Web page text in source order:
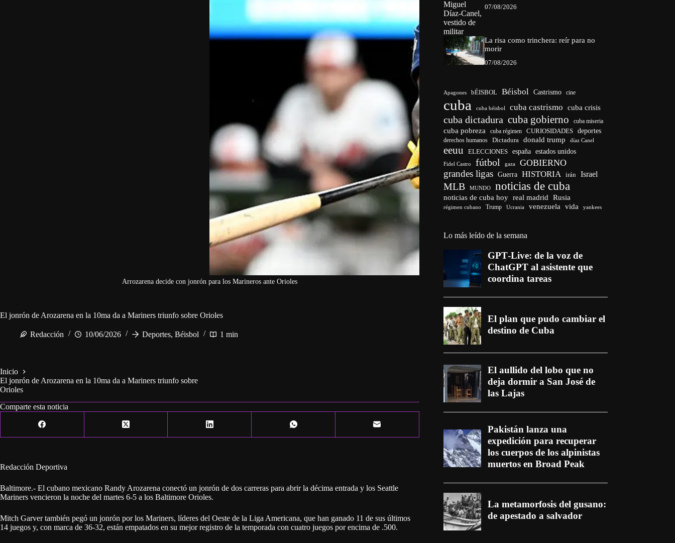
Arrozarena decide con jonrón para los Marineros ante Orioles
El jonrón de Arozarena en la 10ma da a Mariners triunfo sobre Orioles
Redacción 10/06/2026 Deportes, Béisbol 1 min
Inicio
El jonrón de Arozarena en la 10ma da a Mariners triunfo sobre
Orioles
Comparte esta noticia
Redacción Deportiva
Baltimore.- El cubano mexicano Randy Arozarena conectó un jonrón de dos carreras para abrir la décima entrada y los Seattle
Mariners vencieron la noche del martes 6-5 a los Baltimore Orioles.
Mitch Garver también pegó un jonrón por los Mariners, líderes del Oeste de la Liga Americana, que han ganado 11 de sus últimos
14 juegos y, con marca de 36-32, están empatados en su mejor registro de la temporada con cuatro juegos por encima de .500.
07/08/2026
La risa como trinchera: reír para no
morir
07/08/2026
Apagones bÉISBOL Béisbol Castrismo cine
cuba cuba béisbol cuba castrismo cuba crisis
cuba dictadura cuba gobierno cuba miseria
cuba pobreza cuba régimen CURIOSIDADES deportes
derechos humanos Dictadura donald trump díaz Canel
eeuu ELECCIONES españa estados unidos
Fidel Castro fútbol gaza GOBIERNO
grandes ligas Guerra HISTORIA irán Israel
MLB MUNDO noticias de cuba
noticias de cuba hoy real madrid Rusia
régimen cubano Trump Ucrania venezuela vida yankees
Lo más leído de la semana